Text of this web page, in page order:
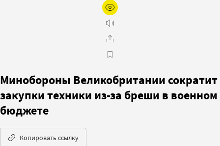
Минобороны Великобритании сократит
закупки техники из-за бреши в военном
бюджете
Копировать ссылку